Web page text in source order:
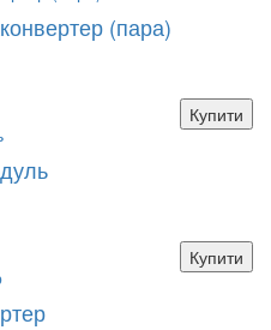
(пара)
Купити
Купити